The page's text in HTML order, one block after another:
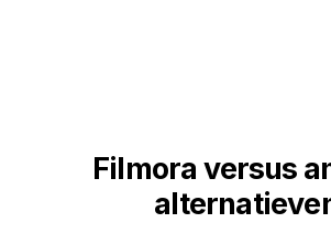
Filmora versus